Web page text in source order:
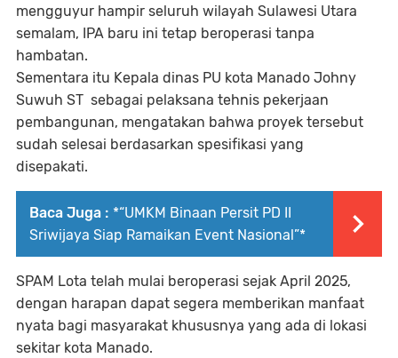
mengguyur hampir seluruh wilayah Sulawesi Utara
semalam, IPA baru ini tetap beroperasi tanpa
hambatan.
Sementara itu Kepala dinas PU kota Manado Johny
Suwuh ST sebagai pelaksana tehnis pekerjaan
pembangunan, mengatakan bahwa proyek tersebut
sudah selesai berdasarkan spesifikasi yang
disepakati.
Baca Juga : *“UMKM Binaan Persit PD II
Sriwijaya Siap Ramaikan Event Nasional”*
SPAM Lota telah mulai beroperasi sejak April 2025,
dengan harapan dapat segera memberikan manfaat
nyata bagi masyarakat khususnya yang ada di lokasi
sekitar kota Manado.